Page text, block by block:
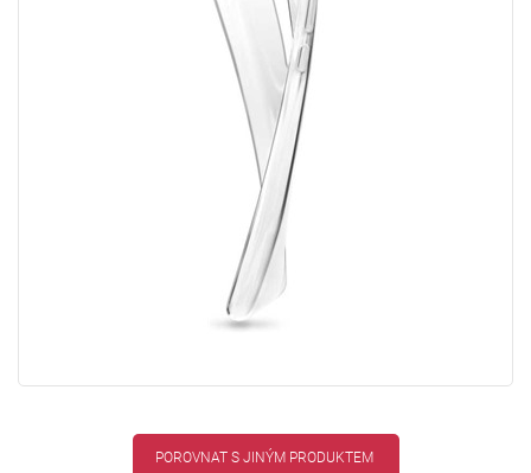
POROVNAT S JINÝM PRODUKTEM